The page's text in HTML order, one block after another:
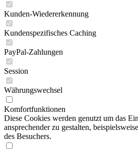
Kunden-Wiedererkennung
Kundenspezifisches Caching
PayPal-Zahlungen
Session
Währungswechsel
Komfortfunktionen
Diese Cookies werden genutzt um das
ansprechender zu gestalten,
des Besuchers.